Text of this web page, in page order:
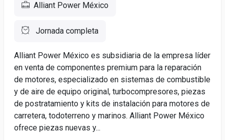
Alliant Power México
Jornada completa
Alliant Power México es subsidiaria de la empresa líder
en venta de componentes premium para la reparación
de motores, especializado en sistemas de combustible
y de aire de equipo original, turbocompresores, piezas
de postratamiento y kits de instalación para motores de
carretera, todoterreno y marinos. Alliant Power México
ofrece piezas nuevas y...